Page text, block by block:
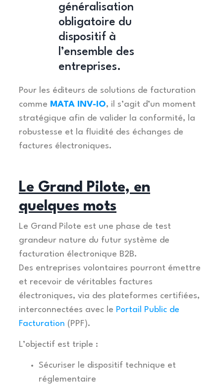
généralisation
obligatoire du
dispositif à
l’ensemble des
entreprises.
Pour les éditeurs de solutions de facturation
comme MATA INV-IO, il s’agit d’un moment
stratégique afin de valider la conformité, la
robustesse et la fluidité des échanges de
factures électroniques.
Le Grand Pilote, en
quelques mots
Le Grand Pilote est une phase de test
grandeur nature du futur système de
facturation électronique B2B.
Des entreprises volontaires pourront émettre
et recevoir de véritables factures
électroniques, via des plateformes certifiées,
interconnectées avec le Portail Public de
Facturation (PPF).
L’objectif est triple :
Sécuriser le dispositif technique et
réglementaire